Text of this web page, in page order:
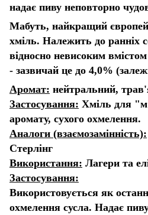
надає пиву неповторно
Мабуть, найкращий
хміль. Належить до ранніх
відносно невисоким
- зазвичай це до 4,0%
Аромат: нейтральний,
Застосування: Хміль для
аромату, сухого охмелення.
Аналоги (взаємозамінність):
Стерлінг
Використання: Лагери та
Застосування:
Використовується як
охмелення сусла. Надає